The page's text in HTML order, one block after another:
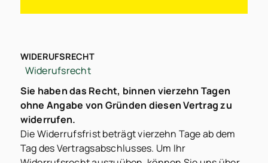
WIDERUFSRECHT
Widerufsrecht
Sie haben das Recht, binnen vierzehn Tagen
ohne Angabe von Gründen diesen Vertrag zu
widerrufen.
Die Widerrufsfrist beträgt vierzehn Tage ab dem
Tag des Vertragsabschlusses. Um Ihr